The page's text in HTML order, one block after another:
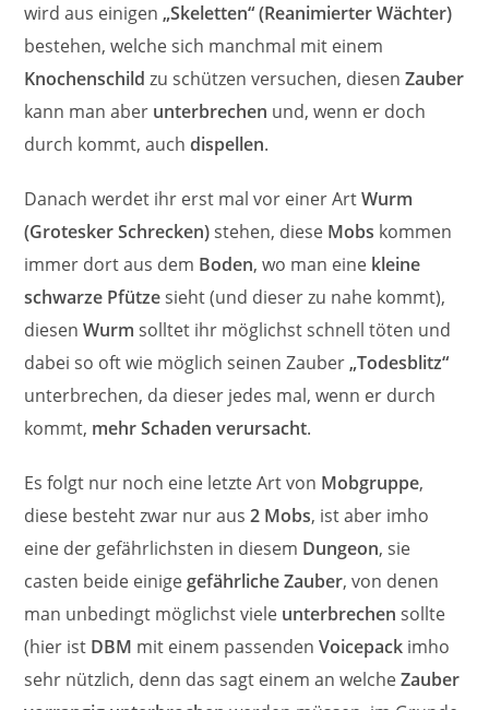
wird aus einigen„Skeletten“ (Reanimierter Wächter)
bestehen, welche sich manchmal mit einem
Knochenschild zu schützen versuchen, diesenZauber
kann man aber unterbrechen und, wenn er doch
durch kommt, auchdispellen.
Danach werdet ihr erst mal vor einer ArtWurm
(Grotesker Schrecken)stehen, diese Mobs kommen
immer dort aus dem Boden, wo man eine kleine
schwarze Pfützesieht (und dieser zu nahe kommt),
diesenWurmsolltet ihr möglichst schnell töten und
dabei so oft wie möglich seinen Zauber„Todesblitz“
unterbrechen, da dieser jedes mal, wenn er durch
kommt, mehr Schaden verursacht.
Es folgt nur noch eine letzte Art von Mobgruppe,
diese besteht zwar nur aus2 Mobs, ist aber imho
eine der gefährlichsten in diesem Dungeon, sie
casten beide einige gefährliche Zauber, von denen
man unbedingt möglichst viele unterbrechensollte
(hier ist DBM mit einem passendenVoicepack imho
sehr nützlich, denn das sagt einem an welcheZauber